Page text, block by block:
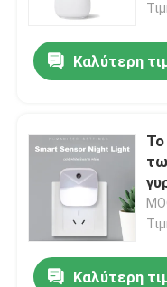
Προϊόντα
Περίπου εμείς
Γύρος
Καλύτερη
Καλύτερη